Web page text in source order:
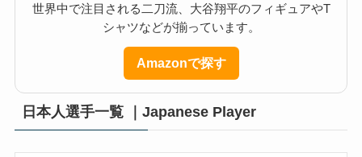
世界中で注目される二刀流、大谷翔平のフィギュアやT
シャツなどが揃っています。
Amazonで探す
日本人選手一覧 ｜Japanese Player